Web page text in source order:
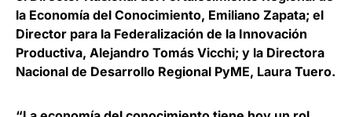
la Economía del Conocimiento, Emiliano Zapata; el
Director para la Federalización de la Innovación
Productiva, Alejandro Tomás Vicchi; y la Directora
Nacional de Desarrollo Regional PyME, Laura Tuero.